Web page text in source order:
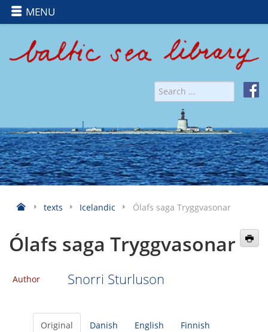
MENU
texts Icelandic Ólafs saga Tryggvasonar
Ólafs saga Tryggvasonar
Author Snorri Sturluson
Original Danish English Finnish